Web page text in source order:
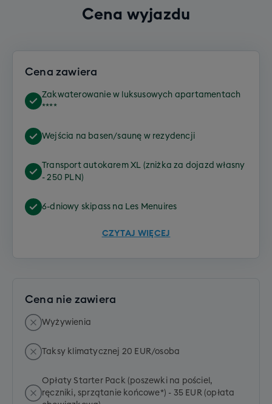
Cena wyjazdu
Cena zawiera
Zakwaterowanie w luksusowych apartamentach
****
Wejścia na basen/saunę w rezydencji
Transport autokarem XL (zniżka za dojazd własny
- 250 PLN)
6-dniowy skipass na Les Menuires
CZYTAJ WIĘCEJ
Cena nie zawiera
Wyżywienia
Taksy klimatycznej 20 EUR/osoba
Opłaty Starter Pack (poszewki na pościel,
ręczniki, sprzątanie końcowe*) - 35 EUR (opłata